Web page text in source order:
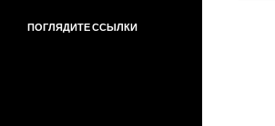
ПОГЛЯДИТЕ ССЫЛКИ